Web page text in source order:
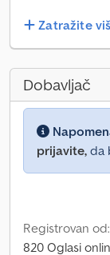
Zatražite
Dobavljač
prijavite, da
Registrovan
820 Oglasi